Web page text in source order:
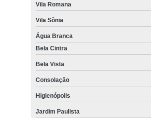
quero comprar carpete para hotéis Jardim Europa
Vila Romana
Vila Sônia
Água Branca
Bela Cintra
Bela Vista
Consolação
Higienópolis
Jardim Paulista